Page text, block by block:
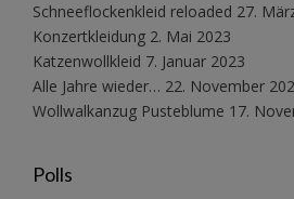
Schneeflockenkleid reloaded 27.
Konzertkleidung 2. Mai 2023
Katzenwollkleid 7. Januar 2023
Alle Jahre wieder… 22. November
Wollwalkanzug Pusteblume 17.
Polls